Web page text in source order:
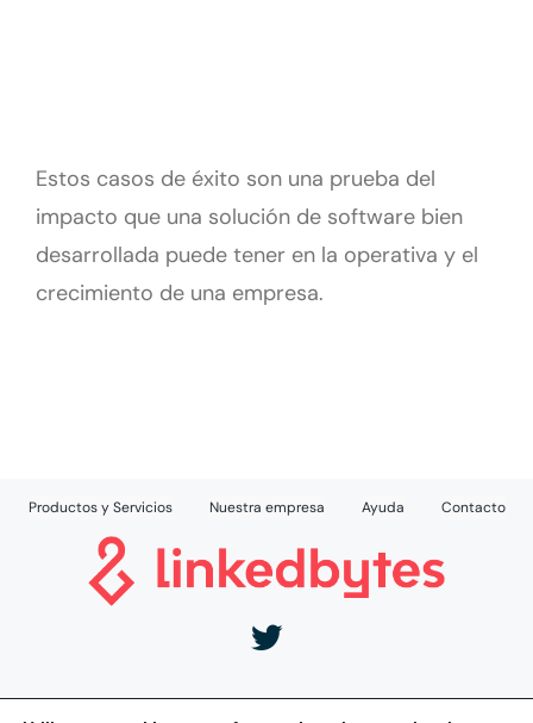
Estos casos de éxito son una prueba del
impacto que una solución de software bien
desarrollada puede tener en la operativa y el
crecimiento de una empresa.
Productos y Servicios Nuestra empresa Ayuda Contacto